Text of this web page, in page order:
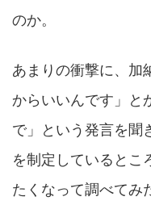
のか。
あまりの衝撃に、加
からいいんです」と
で」という発言を聞
を制定しているとこ
たくなって調べてみ